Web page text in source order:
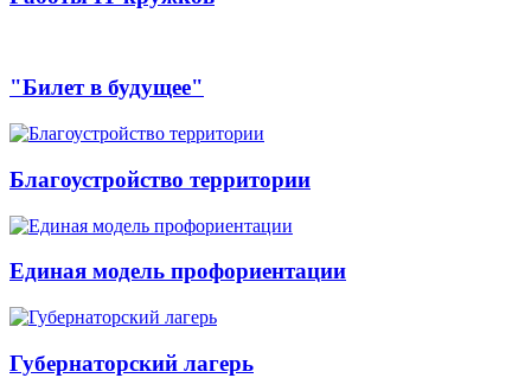
"Билет в будущее"
Благоустройство территории
Единая модель профориентации
Губернаторский лагерь